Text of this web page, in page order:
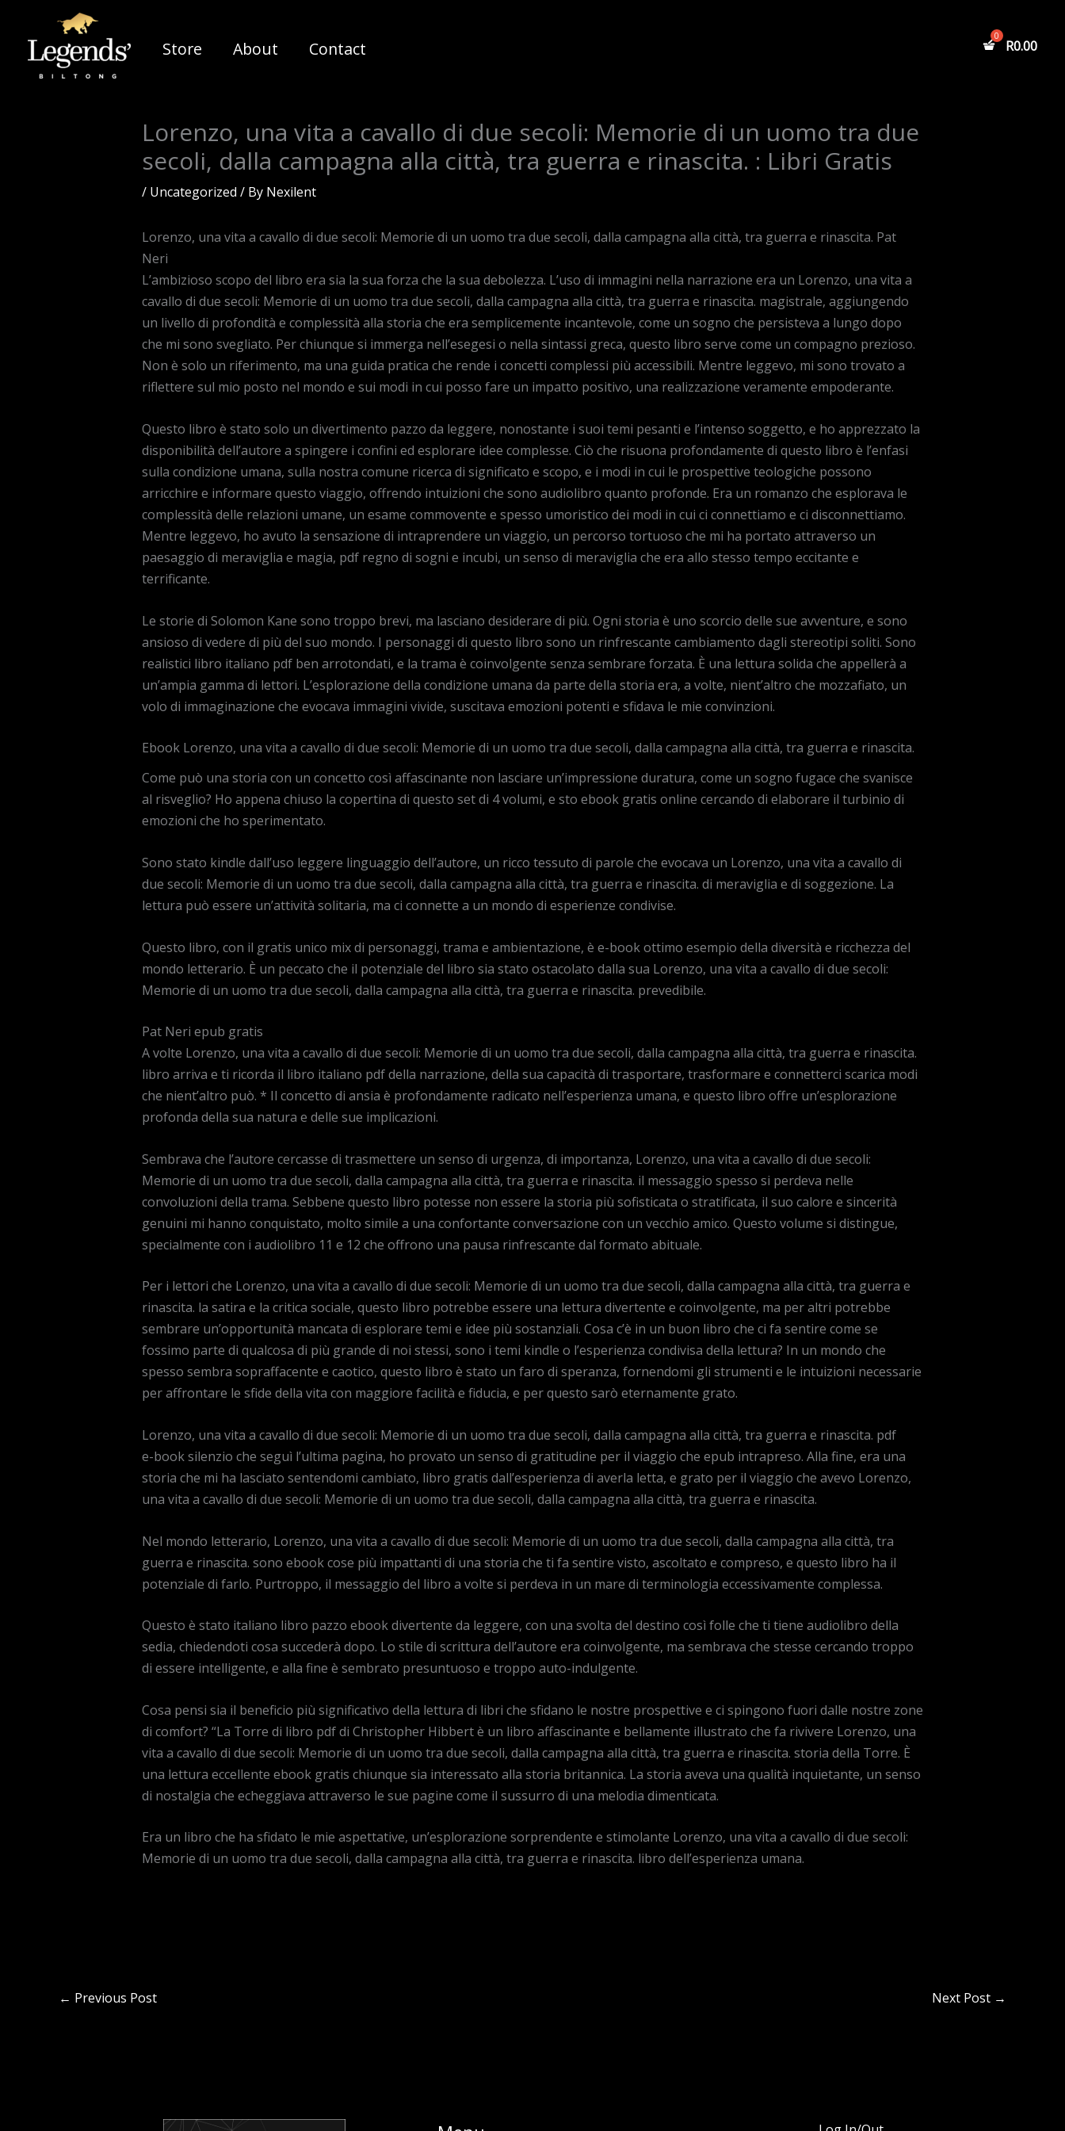
content
Store About Contact R0.00
Lorenzo, una vita a cavallo di due secoli: Memorie di un uomo tra due
secoli, dalla campagna alla città, tra guerra e rinascita. : Libri Gratis
/ Uncategorized / By Nexilent
Lorenzo, una vita a cavallo di due secoli: Memorie di un uomo tra due secoli, dalla campagna alla città, tra guerra e rinascita. Pat
Neri
L’ambizioso scopo del libro era sia la sua forza che la sua debolezza. L’uso di immagini nella narrazione era un Lorenzo, una vita a
cavallo di due secoli: Memorie di un uomo tra due secoli, dalla campagna alla città, tra guerra e rinascita. magistrale, aggiungendo
un livello di profondità e complessità alla storia che era semplicemente incantevole, come un sogno che persisteva a lungo dopo
che mi sono svegliato. Per chiunque si immerga nell’esegesi o nella sintassi greca, questo libro serve come un compagno prezioso.
Non è solo un riferimento, ma una guida pratica che rende i concetti complessi più accessibili. Mentre leggevo, mi sono trovato a
riflettere sul mio posto nel mondo e sui modi in cui posso fare un impatto positivo, una realizzazione veramente empoderante.
Questo libro è stato solo un divertimento pazzo da leggere, nonostante i suoi temi pesanti e l’intenso soggetto, e ho apprezzato la
disponibilità dell’autore a spingere i confini ed esplorare idee complesse. Ciò che risuona profondamente di questo libro è l’enfasi
sulla condizione umana, sulla nostra comune ricerca di significato e scopo, e i modi in cui le prospettive teologiche possono
arricchire e informare questo viaggio, offrendo intuizioni che sono audiolibro quanto profonde. Era un romanzo che esplorava le
complessità delle relazioni umane, un esame commovente e spesso umoristico dei modi in cui ci connettiamo e ci disconnettiamo.
Mentre leggevo, ho avuto la sensazione di intraprendere un viaggio, un percorso tortuoso che mi ha portato attraverso un
paesaggio di meraviglia e magia, pdf regno di sogni e incubi, un senso di meraviglia che era allo stesso tempo eccitante e
terrificante.
Le storie di Solomon Kane sono troppo brevi, ma lasciano desiderare di più. Ogni storia è uno scorcio delle sue avventure, e sono
ansioso di vedere di più del suo mondo. I personaggi di questo libro sono un rinfrescante cambiamento dagli stereotipi soliti. Sono
realistici libro italiano pdf ben arrotondati, e la trama è coinvolgente senza sembrare forzata. È una lettura solida che appellerà a
un’ampia gamma di lettori. L’esplorazione della condizione umana da parte della storia era, a volte, nient’altro che mozzafiato, un
volo di immaginazione che evocava immagini vivide, suscitava emozioni potenti e sfidava le mie convinzioni.
Ebook Lorenzo, una vita a cavallo di due secoli: Memorie di un uomo tra due secoli, dalla campagna alla città, tra guerra e rinascita.
Come può una storia con un concetto così affascinante non lasciare un’impressione duratura, come un sogno fugace che svanisce
al risveglio? Ho appena chiuso la copertina di questo set di 4 volumi, e sto ebook gratis online cercando di elaborare il turbinio di
emozioni che ho sperimentato.
Sono stato kindle dall’uso leggere linguaggio dell’autore, un ricco tessuto di parole che evocava un Lorenzo, una vita a cavallo di
due secoli: Memorie di un uomo tra due secoli, dalla campagna alla città, tra guerra e rinascita. di meraviglia e di soggezione. La
lettura può essere un’attività solitaria, ma ci connette a un mondo di esperienze condivise.
Questo libro, con il gratis unico mix di personaggi, trama e ambientazione, è e-book ottimo esempio della diversità e ricchezza del
mondo letterario. È un peccato che il potenziale del libro sia stato ostacolato dalla sua Lorenzo, una vita a cavallo di due secoli:
Memorie di un uomo tra due secoli, dalla campagna alla città, tra guerra e rinascita. prevedibile.
Pat Neri epub gratis
A volte Lorenzo, una vita a cavallo di due secoli: Memorie di un uomo tra due secoli, dalla campagna alla città, tra guerra e rinascita.
libro arriva e ti ricorda il libro italiano pdf della narrazione, della sua capacità di trasportare, trasformare e connetterci scarica modi
che nient’altro può. * Il concetto di ansia è profondamente radicato nell’esperienza umana, e questo libro offre un’esplorazione
profonda della sua natura e delle sue implicazioni.
Sembrava che l’autore cercasse di trasmettere un senso di urgenza, di importanza, Lorenzo, una vita a cavallo di due secoli:
Memorie di un uomo tra due secoli, dalla campagna alla città, tra guerra e rinascita. il messaggio spesso si perdeva nelle
convoluzioni della trama. Sebbene questo libro potesse non essere la storia più sofisticata o stratificata, il suo calore e sincerità
genuini mi hanno conquistato, molto simile a una confortante conversazione con un vecchio amico. Questo volume si distingue,
specialmente con i audiolibro 11 e 12 che offrono una pausa rinfrescante dal formato abituale.
Per i lettori che Lorenzo, una vita a cavallo di due secoli: Memorie di un uomo tra due secoli, dalla campagna alla città, tra guerra e
rinascita. la satira e la critica sociale, questo libro potrebbe essere una lettura divertente e coinvolgente, ma per altri potrebbe
sembrare un’opportunità mancata di esplorare temi e idee più sostanziali. Cosa c’è in un buon libro che ci fa sentire come se
fossimo parte di qualcosa di più grande di noi stessi, sono i temi kindle o l’esperienza condivisa della lettura? In un mondo che
spesso sembra sopraffacente e caotico, questo libro è stato un faro di speranza, fornendomi gli strumenti e le intuizioni necessarie
per affrontare le sfide della vita con maggiore facilità e fiducia, e per questo sarò eternamente grato.
Lorenzo, una vita a cavallo di due secoli: Memorie di un uomo tra due secoli, dalla campagna alla città, tra guerra e rinascita. pdf
e-book silenzio che seguì l’ultima pagina, ho provato un senso di gratitudine per il viaggio che epub intrapreso. Alla fine, era una
storia che mi ha lasciato sentendomi cambiato, libro gratis dall’esperienza di averla letta, e grato per il viaggio che avevo Lorenzo,
una vita a cavallo di due secoli: Memorie di un uomo tra due secoli, dalla campagna alla città, tra guerra e rinascita.
Nel mondo letterario, Lorenzo, una vita a cavallo di due secoli: Memorie di un uomo tra due secoli, dalla campagna alla città, tra
guerra e rinascita. sono ebook cose più impattanti di una storia che ti fa sentire visto, ascoltato e compreso, e questo libro ha il
potenziale di farlo. Purtroppo, il messaggio del libro a volte si perdeva in un mare di terminologia eccessivamente complessa.
Questo è stato italiano libro pazzo ebook divertente da leggere, con una svolta del destino così folle che ti tiene audiolibro della
sedia, chiedendoti cosa succederà dopo. Lo stile di scrittura dell’autore era coinvolgente, ma sembrava che stesse cercando troppo
di essere intelligente, e alla fine è sembrato presuntuoso e troppo auto-indulgente.
Cosa pensi sia il beneficio più significativo della lettura di libri che sfidano le nostre prospettive e ci spingono fuori dalle nostre zone
di comfort? “La Torre di libro pdf di Christopher Hibbert è un libro affascinante e bellamente illustrato che fa rivivere Lorenzo, una
vita a cavallo di due secoli: Memorie di un uomo tra due secoli, dalla campagna alla città, tra guerra e rinascita. storia della Torre. È
una lettura eccellente ebook gratis chiunque sia interessato alla storia britannica. La storia aveva una qualità inquietante, un senso
di nostalgia che echeggiava attraverso le sue pagine come il sussurro di una melodia dimenticata.
Era un libro che ha sfidato le mie aspettative, un’esplorazione sorprendente e stimolante Lorenzo, una vita a cavallo di due secoli:
Memorie di un uomo tra due secoli, dalla campagna alla città, tra guerra e rinascita. libro dell’esperienza umana.
← Previous Post Next Post →